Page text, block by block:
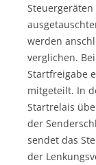
werden
verglichen.
Startfreigabe
mitgeteilt. In
Startrelais
der
sendet das
der